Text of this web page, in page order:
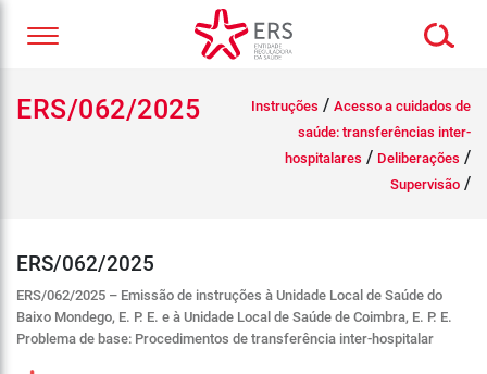
ERS/062/2025 Instruções / Acesso a cuidados de
saúde: transferências inter-
hospitalares / Deliberações /
Supervisão /
ERS/062/2025
ERS/062/2025 – Emissão de instruções à Unidade Local de Saúde do
Baixo Mondego, E. P. E. e à Unidade Local de Saúde de Coimbra, E. P. E.
Problema de base: Procedimentos de transferência inter-hospitalar